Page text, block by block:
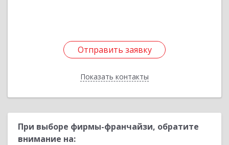
Отправить заявку
Показать контакты
Отправить заявку
Назад
При выборе фирмы-франчайзи, обратите
внимание на: